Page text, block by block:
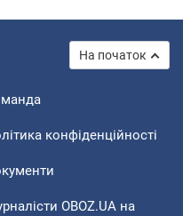
На початок
конфіденційності
OBOZ.UA на